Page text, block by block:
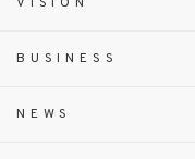
VISION
BUSINESS
NEWS